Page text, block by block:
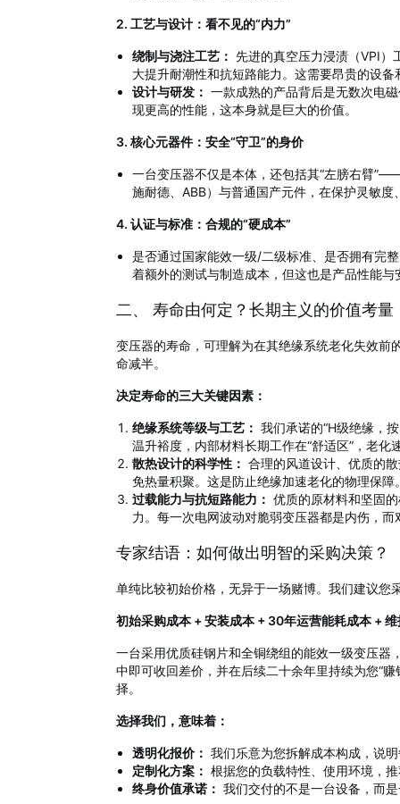
2. 工艺与设计：看不见的“内力”
绕制与浇注工艺： 先进的真空压力浸渍（VPI）
大提升耐潮性和抗短路能力。这需要昂贵的设
设计与研发： 一款成熟的产品背后是无数次电
现更高的性能，这本身就是巨大的价值。
3. 核心元器件：安全“守卫”的身价
一台变压器不仅是本体，还包括其“左膀右臂
施耐德、ABB）与普通国产元件，在保护灵敏
4. 认证与标准：合规的“硬成本”
是否通过国家能效一级/二级标准、是否拥有完
着额外的测试与制造成本，但这也是产品性能与
二、 寿命由何定？长期主义的价值考量
变压器的寿命，可理解为在其绝缘系统老化失效前
命减半。
决定寿命的三大关键因素：
绝缘系统等级与工艺： 我们承诺的“H级绝缘，
温升裕度，内部材料长期工作在“舒适区”，老
散热设计的科学性： 合理的风道设计、优质的
免热量积聚。这是防止绝缘加速老化的物理保障
过载能力与抗短路能力： 优质的原材料和坚固
力。每一次电网波动对脆弱变压器都是内伤，
专家结语：如何做出明智的采购决策？
单纯比较初始价格，无异于一场赌博。我们建议您
初始采购成本 + 安装成本 + 30年运营能耗成本 +
一台采用优质硅钢片和全铜绕组的能效一级变压
中即可收回差价，并在后续二十余年里持续为您“
择。
选择我们，意味着：
透明化报价： 我们乐意为您拆解成本构成，说
定制化方案： 根据您的负载特性、使用环境，
终身价值承诺： 我们交付的不是一台设备，而